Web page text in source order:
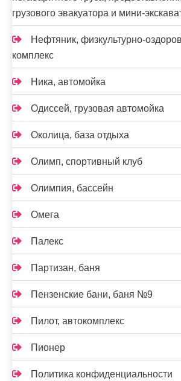
грузового эвакуатора и мини-
Нефтяник, физкультурно-
комплекс
Ника, автомойка
Одиссей, грузовая автомойка
Околица, база отдыха
Олимп, спортивный клуб
Олимпия, бассейн
Омега
Палекс
Партизан, баня
Пензенские бани, баня №9
Пилот, автокомплекс
Пионер
Политика конфиденциальности